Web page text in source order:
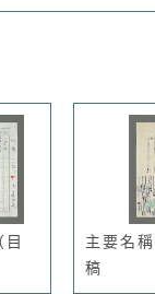
主要名
稿